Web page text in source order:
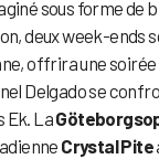
sous forme de
deux week-ends
offrira une
Delgado se
Ek. La
Crystal Pite